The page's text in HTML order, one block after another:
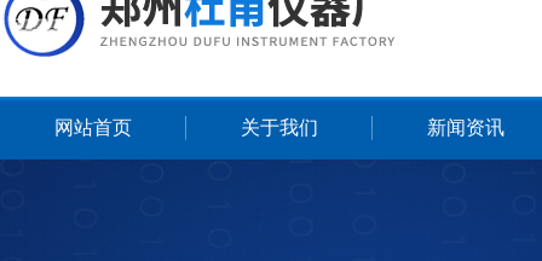
网站首页 关于我们 新闻资讯